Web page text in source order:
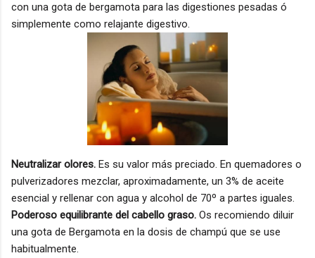
con una gota de bergamota para las digestiones pesadas ó
simplemente como relajante digestivo.
Neutralizar olores. Es su valor más preciado. En quemadores o
pulverizadores mezclar, aproximadamente, un 3% de aceite
esencial y rellenar con agua y alcohol de 70º a partes iguales.
Poderoso equilibrante del cabello graso. Os recomiendo diluir
una gota de Bergamota en la dosis de champú que se use
habitualmente.